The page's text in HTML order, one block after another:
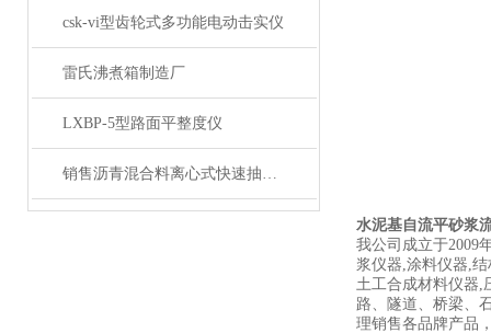
csk-vi型齿轮式多功能电动击实仪
雷氏沸煮箱制造厂
LXBP-5型路面平整度仪
销售沥青混合料离心式快速抽提仪
水泥基自流平砂浆
我公司成立于2009
浆仪器,涂料仪器,
土工合成材料仪器,
路、隧道、桥梁、
理销售各品牌产品